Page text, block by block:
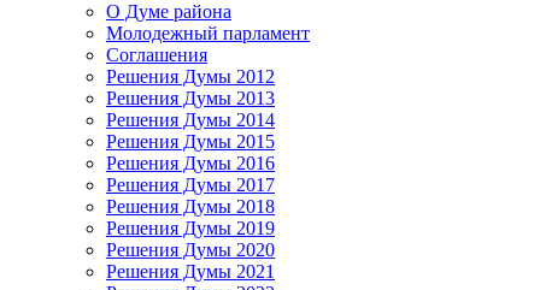
О Думе района
Молодежный парламент
Соглашения
Решения Думы 2012
Решения Думы 2013
Решения Думы 2014
Решения Думы 2015
Решения Думы 2016
Решения Думы 2017
Решения Думы 2018
Решения Думы 2019
Решения Думы 2020
Решения Думы 2021